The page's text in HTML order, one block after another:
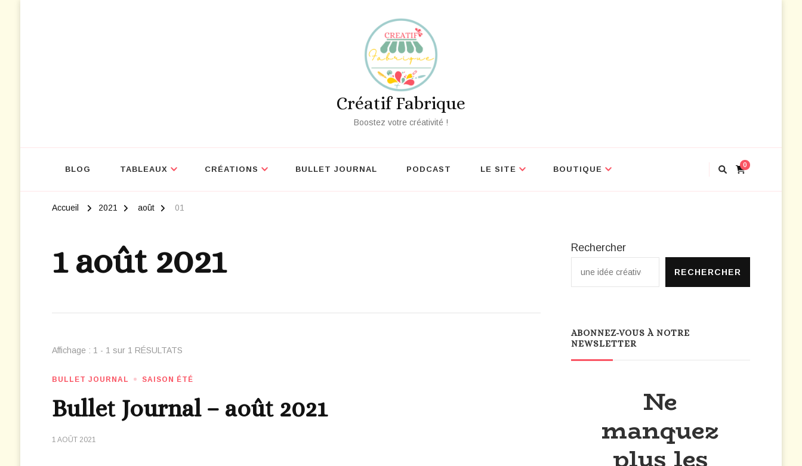
Créatif Fabrique
Boostez votre créativité !
BLOG TABLEAUX CRÉATIONS BULLET JOURNAL PODCAST LE SITE BOUTIQUE 0
Accueil 2021 août 01
1 août 2021
Affichage : 1 - 1 sur 1 RÉSULTATS
BULLET JOURNAL SAISON ÉTÉ
Bullet Journal – août 2021
1 AOÛT 2021
Rechercher
RECHERCHER
ABONNEZ-VOUS À NOTRE
NEWSLETTER
Ne
manquez
NOUVEAU : Découvrez nos outils créatifs gratuits